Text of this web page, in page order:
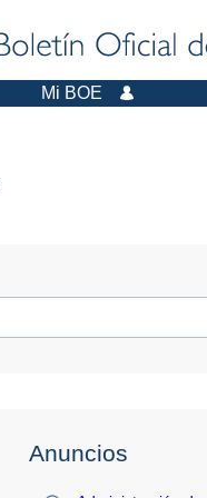
Mi BOE
Anuncios